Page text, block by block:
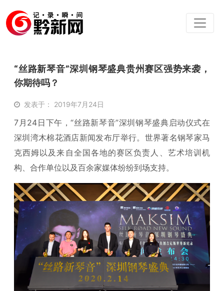
“丝路新琴音”深圳钢琴盛典贵州赛区强势来袭，
你期待吗？
发表于： 2019年7月24日
7月24日下午，“丝路新琴音”深圳钢琴盛典启动仪式在
深圳湾木棉花酒店新闻发布厅举行。世界著名钢琴家马
克西姆以及来自全国各地的赛区负责人、艺术培训机
构、合作单位以及百余家媒体纷纷到场支持。